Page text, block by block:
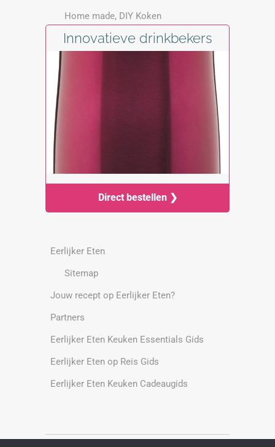
Home made, DIY Koken
Innovatieve drinkbekers
Direct bestellen ❯
Eerlijker Eten
Sitemap
Jouw recept op Eerlijker Eten?
Partners
Eerlijker Eten Keuken Essentials Gids
Eerlijker Eten op Reis Gids
Eerlijker Eten Keuken Cadeaugids